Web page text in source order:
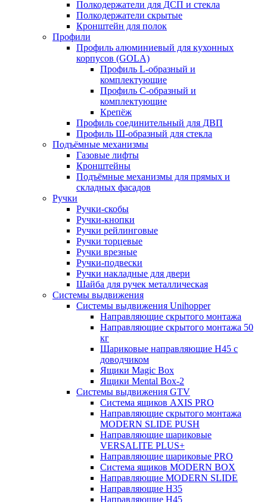
Полкодержатели для ДСП и стекла
Полкодержатели скрытые
Кронштейн для полок
Профили
Профиль алюминиевый для кухонных
корпусов (GOLA)
Профиль L-образный и
комплектующие
Профиль C-образный и
комплектующие
Крепёж
Профиль соединительный для ДВП
Профиль Ш-образный для стекла
Подъёмные механизмы
Газовые лифты
Кронштейны
Подъёмные механизмы для прямых и
складных фасадов
Ручки
Ручки-скобы
Ручки-кнопки
Ручки рейлинговые
Ручки торцевые
Ручки врезные
Ручки-подвески
Ручки накладные для двери
Шайба для ручек металлическая
Системы выдвижения
Системы выдвижения Unihopper
Направляющие скрытого монтажа
Направляющие скрытого монтажа 50
кг
Шариковые направляющие H45 с
доводчиком
Ящики Magic Box
Ящики Mental Box-2
Системы выдвижения GTV
Система ящиков AXIS PRO
Направляющие скрытого монтажа
MODERN SLIDE PUSH
Направляющие шариковые
VERSALITE PLUS+
Направляющие шариковые PRO
Система ящиков MODERN BOX
Направляющие MODERN SLIDE
Направляющие H35
Направляющие H45